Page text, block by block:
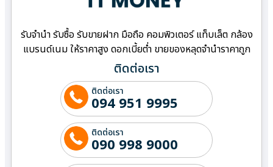
รับจำนำ รับซื้อ รับขายฝาก มือถือ คอมพิวเตอร์ แท็บเล็ต กล้อง
แบรนด์เนม ให้ราคาสูง ดอกเบี้ยต่ำ ขายของหลุดจำนำราคาถูก
ติดต่อเรา
ติดต่อเรา
094 951 9995
ติดต่อเรา
090 998 9000